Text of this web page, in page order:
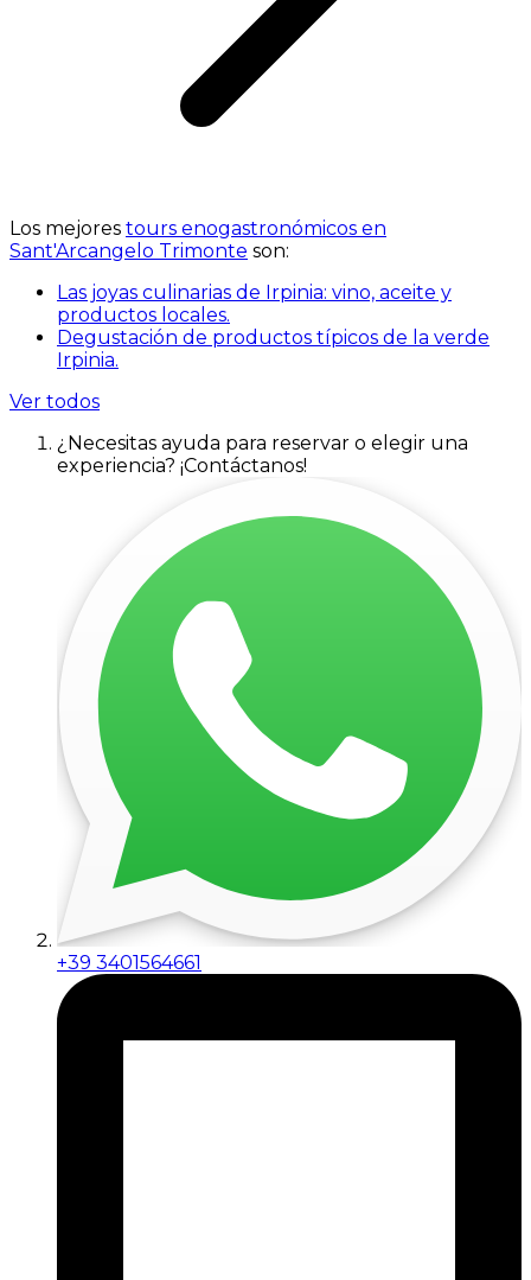
Los mejores tours enogastronómicos en
Sant'Arcangelo Trimonte son:
Las joyas culinarias de Irpinia: vino, aceite y
productos locales.
Degustación de productos típicos de la verde
Irpinia.
Ver todos
¿Necesitas ayuda para reservar o elegir una
experiencia? ¡Contáctanos!
+39 3401564661